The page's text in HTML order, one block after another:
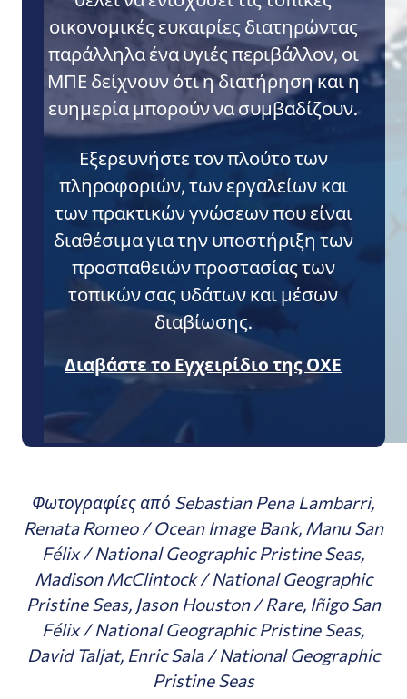
οικονομικές ευκαιρίες διατηρώντας
παράλληλα ένα υγιές περιβάλλον, οι
ΜΠΕ δείχνουν ότι η διατήρηση και η
ευημερία μπορούν να συμβαδίζουν.
Εξερευνήστε τον πλούτο των
πληροφοριών, των εργαλείων και
των πρακτικών γνώσεων που είναι
διαθέσιμα για την υποστήριξη των
προσπαθειών προστασίας των
τοπικών σας υδάτων και μέσων
διαβίωσης.
Διαβάστε το Εγχειρίδιο της ΟΧΕ
Φωτογραφίες από Sebastian Pena Lambarri,
Renata Romeo / Ocean Image Bank, Manu San
Félix / National Geographic Pristine Seas,
Madison McClintock / National Geographic
Pristine Seas, Jason Houston / Rare, Iñigo San
Félix / National Geographic Pristine Seas,
David Taljat, Enric Sala / National Geographic
Pristine Seas